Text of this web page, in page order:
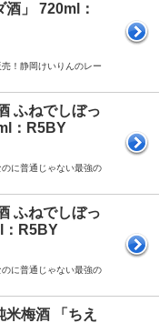
」 720ml：
！静岡けいりんのレー
ふねでしぼっ
：R5BY
のに普通じゃない最強の
ふねでしぼっ
：R5BY
のに普通じゃない最強の
梅酒 「ちえ